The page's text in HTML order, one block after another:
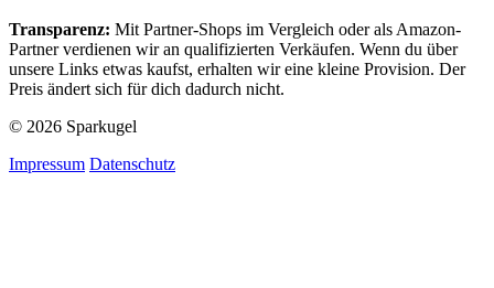
Transparenz: Mit Partner-Shops im Vergleich oder als Amazon-
Partner verdienen wir an qualifizierten Verkäufen. Wenn du über
unsere Links etwas kaufst, erhalten wir eine kleine Provision. Der
Preis ändert sich für dich dadurch nicht.
© 2026 Sparkugel
Impressum Datenschutz